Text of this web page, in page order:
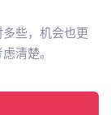
些，机会也更
清楚。